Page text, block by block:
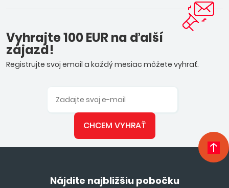
Vyhrajte 100 EUR na ďalší
zájazd!
Registrujte svoj email a každý mesiac môžete vyhrať.
CHCEM VYHRAŤ
Nájdite najbližšiu pobočku